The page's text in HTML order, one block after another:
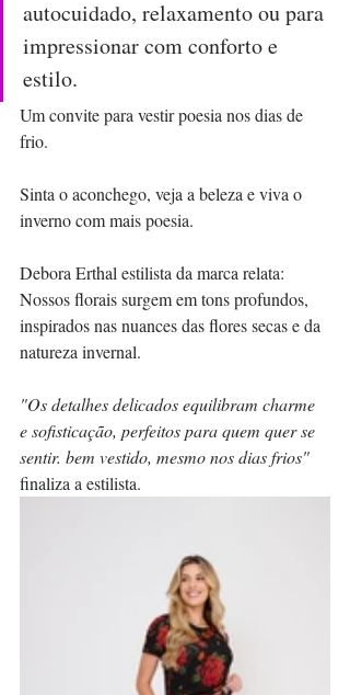
autocuidado, relaxamento ou para
impressionar com conforto e
estilo.
Um convite para vestir poesia nos dias de
frio.
Sinta o aconchego, veja a beleza e viva o
inverno com mais poesia.
Debora Erthal estilista da marca relata:
Nossos florais surgem em tons profundos,
inspirados nas nuances das flores secas e da
natureza invernal.
"Os detalhes delicados equilibram charme
e sofisticação, perfeitos para quem quer se
sentir. bem vestido, mesmo nos dias frios"
finaliza a estilista.